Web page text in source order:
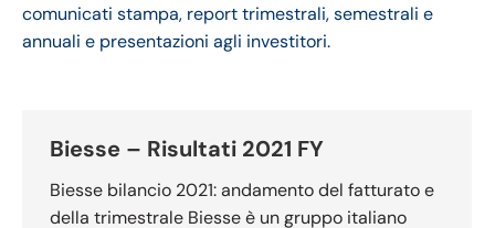
comunicati stampa, report trimestrali, semestrali e
annuali e presentazioni agli investitori.
Biesse – Risultati 2021 FY
Biesse bilancio 2021: andamento del fatturato e
della trimestrale Biesse è un gruppo italiano